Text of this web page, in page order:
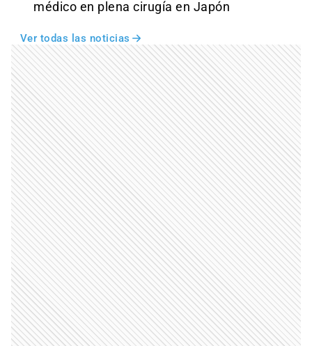
médico en plena cirugía en Japón
Ver todas las noticias